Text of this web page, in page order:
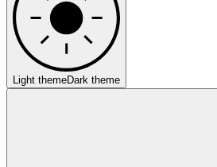
Light themeDark theme